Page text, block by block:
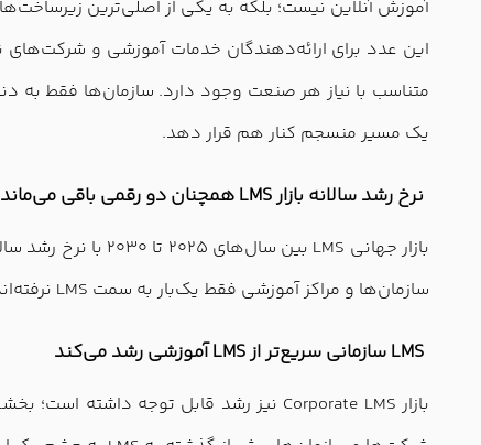
آموزش آنلاین نیست؛ بلکه به یکی از اصلی‌ترین
متناسب با نیاز هر صنعت وجود دارد. سازمان‌ها فقط به
یک مسیر منسجم کنار هم قرار دهد.
نرخ رشد سالانه بازار LMS همچنان دو رقمی باقی می‌ماند
سازمان‌ها و مراکز آموزشی فقط یک‌بار به سمت LMS نرفته‌اند، بلکه هر سال نیاز بیشتری به ارتقا، توسعه و جایگزینی سیستم‌های قدیمی پیدا می‌کنند.
LMS سازمانی سریع‌تر از LMS آموزشی رشد می‌کند